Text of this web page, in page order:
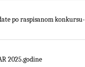
po raspisanom konkursu-
2025.godine